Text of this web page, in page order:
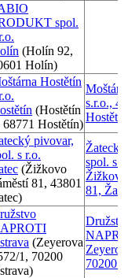
spol.
(Holín 92,
Holín)
Hostětín
(Hostětín
68771 Hostětín)
s.r.o.,
Hostětín
pivovar,
s r.o.
(Žižkovo
81, 43801
spol. s
81,
(Zeyerova
1, 70200
70200